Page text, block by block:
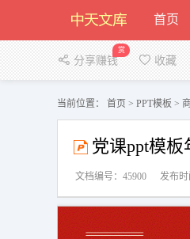
首页
分享赚钱
赏
收藏
当前位置： 首页 > PPT模板 >
党课ppt模板
文档编号：45900 发布时